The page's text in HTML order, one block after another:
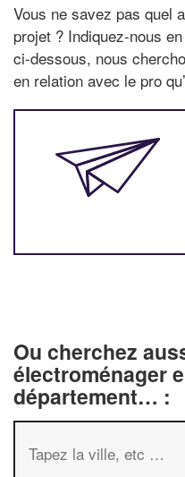
Vous ne savez pas quel
projet ? Indiquez-nous
ci-dessous, nous
en relation avec le pro
Ou cherchez
électroménager
département… :